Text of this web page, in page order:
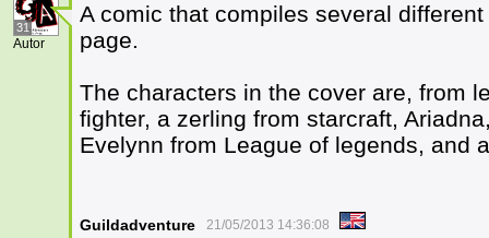
31
Autor
A comic that compiles several
page.
The characters in the cover are, from
fighter, a zerling from starcraft,
Evelynn from League of legends, and
Guildadventure 21/05/2013 14:36:08